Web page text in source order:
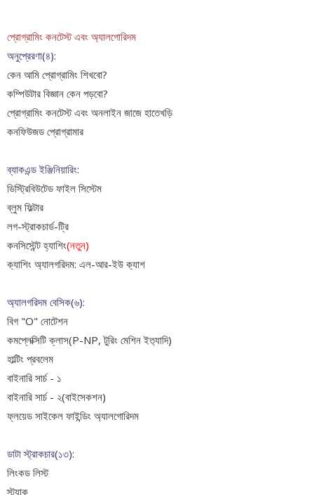
প্রোগ্রামিং কনটেস্ট এবং অ‍্যালগোরিদম
অনুপ্রেরণা(৪):
কেন আমি প্রোগ্রামিং শিখবো?
কম্পিউটার বিজ্ঞান কেন পড়বো?
প্রোগ্রামিং কনটেস্ট এবং অনলাইন জাজে হাতেখড়ি
কনফিউজড প্রোগ্রামার
ব্যাকএন্ড ইঞ্জিনিয়ারিং:
ডিস্ট্রিবিউটেড ফাইল সিস্টেম
ব্লুম ফিল্টার
লগ-স্ট্রাকচার্ড-ট্রি
কনসিস্টেন্ট হ্যাশিং(নতুন)
ক‍্যাশিং অ‍্যালগরিদম: এল-আর-ইউ ক‍্যাশ
অ্যালগরিদম বেসিক(৬):
বিগ "O" নোটেশন
কমপ্লেক্সিটি ক্লাস(P-NP, টুরিং মেশিন ইত‍্যাদি)
হাল্টিং প্রবলেম
বাইনারি সার্চ - ১
বাইনারি সার্চ - ২(বাইসেকশন)
ফ্লয়েড সাইকেল ফাইন্ডিং অ্যালগোরিদম
ডাটা স্ট্রাকচার(১৩):
লিংকড লিস্ট
স্ট্যাক